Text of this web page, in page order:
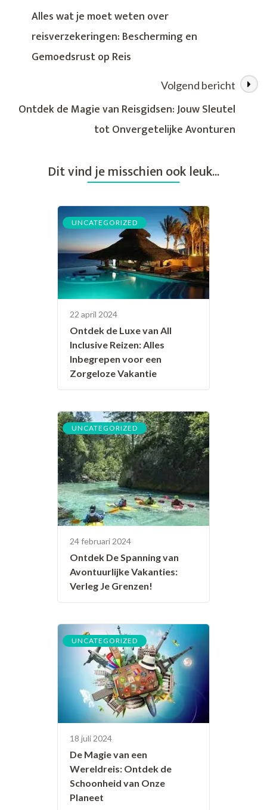
slim
inpakken
Alles wat je moet weten over
reisverzekeringen: Bescherming en
Gemoedsrust op Reis
Volgend bericht
Ontdek de Magie van Reisgidsen: Jouw Sleutel
tot Onvergetelijke Avonturen
Dit vind je misschien ook leuk...
UNCATEGORIZED
22 april 2024
Ontdek de Luxe van All
Inclusive Reizen: Alles
Inbegrepen voor een
Zorgeloze Vakantie
UNCATEGORIZED
24 februari 2024
Ontdek De Spanning van
Avontuurlijke Vakanties:
Verleg Je Grenzen!
UNCATEGORIZED
18 juli 2024
De Magie van een
Wereldreis: Ontdek de
Schoonheid van Onze
Planeet